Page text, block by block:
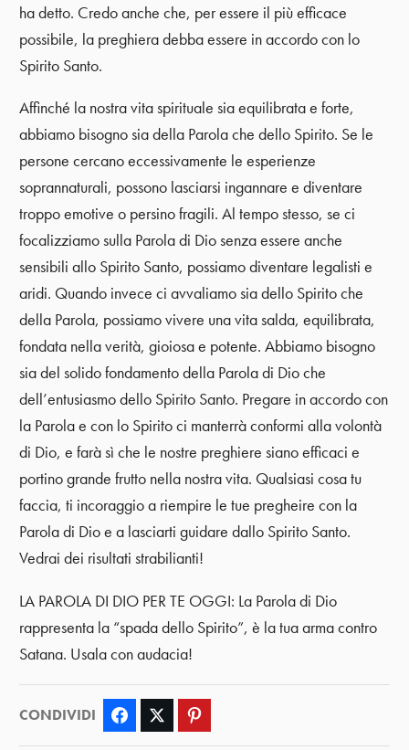
ha detto. Credo anche che, per essere il più efficace
possibile, la preghiera debba essere in accordo con lo
Spirito Santo.
Affinché la nostra vita spirituale sia equilibrata e forte,
abbiamo bisogno sia della Parola che dello Spirito. Se le
persone cercano eccessivamente le esperienze
soprannaturali, possono lasciarsi ingannare e diventare
troppo emotive o persino fragili. Al tempo stesso, se ci
focalizziamo sulla Parola di Dio senza essere anche
sensibili allo Spirito Santo, possiamo diventare legalisti e
aridi. Quando invece ci avvaliamo sia dello Spirito che
della Parola, possiamo vivere una vita salda, equilibrata,
fondata nella verità, gioiosa e potente. Abbiamo bisogno
sia del solido fondamento della Parola di Dio che
dell’entusiasmo dello Spirito Santo. Pregare in accordo con
la Parola e con lo Spirito ci manterrà conformi alla volontà
di Dio, e farà sì che le nostre preghiere siano efficaci e
portino grande frutto nella nostra vita. Qualsiasi cosa tu
faccia, ti incoraggio a riempire le tue pregheire con la
Parola di Dio e a lasciarti guidare dallo Spirito Santo.
Vedrai dei risultati strabilianti!
LA PAROLA DI DIO PER TE OGGI: La Parola di Dio
rappresenta la “spada dello Spirito”, è la tua arma contro
Satana. Usala con audacia!
CONDIVIDI Facebook Twitter